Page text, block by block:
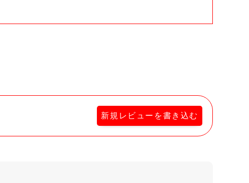
新規レビューを書き込む